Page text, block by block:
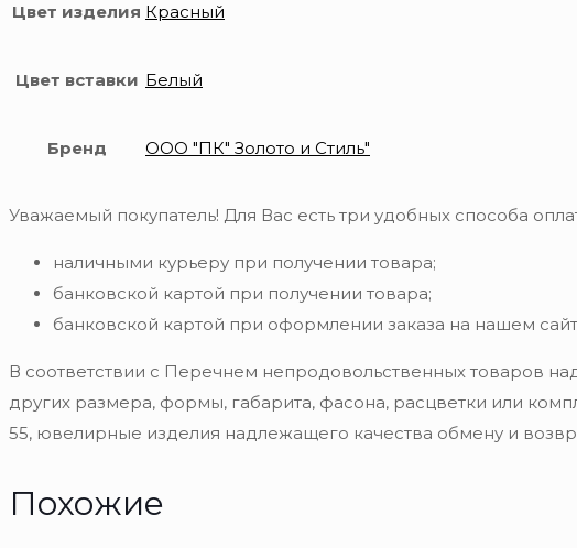
Цвет изделия Красный
Цвет вставки Белый
Бренд ООО "ПК" Золото и Стиль"
Уважаемый покупатель! Для Вас есть три удобных способа
наличными курьеру при получении товара;
банковской картой при получении товара;
банковской картой при оформлении заказа на нашем
В соответствии с Перечнем непродовольственных товаров
других размера, формы, габарита, фасона, расцветки или
55, ювелирные изделия надлежащего качества обмену и
Похожие